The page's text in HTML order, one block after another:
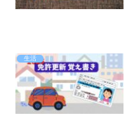
生活